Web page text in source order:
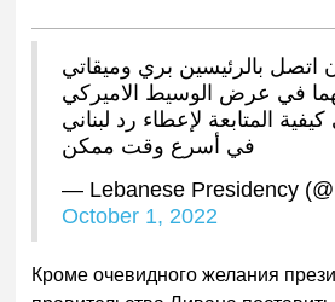
اتصل بالرئيسين بري وميقاتي
في عرض الوسيط الاميركي
المتابعة لإعطاء رد لبناني
في أسرع وقت ممكن
— Lebanese Presidency
October 1, 2022
Кроме очевидного желания